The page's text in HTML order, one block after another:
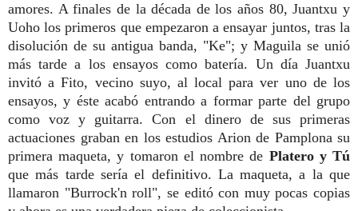
amores. A finales de la década de los años 80, Juantxu y
Uoho los primeros que empezaron a ensayar juntos, tras la
disolución de su antigua banda, "Ke"; y Maguila se unió
más tarde a los ensayos como batería. Un día Juantxu
invitó a Fito, vecino suyo, al local para ver uno de los
ensayos, y éste acabó entrando a formar parte del grupo
como voz y guitarra. Con el dinero de sus primeras
actuaciones graban en los estudios Arion de Pamplona su
primera maqueta, y tomaron el nombre de Platero y Tú
que más tarde sería el definitivo. La maqueta, a la que
llamaron "Burrock'n roll", se editó con muy pocas copias